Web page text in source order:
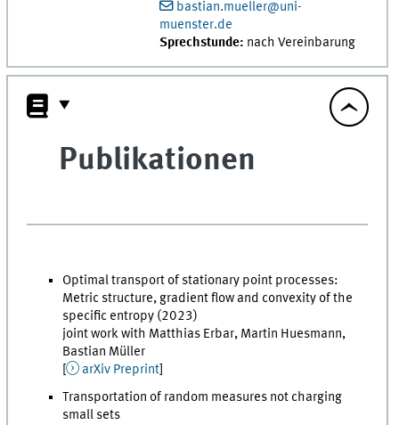
bastian.mueller@uni-
muenster.de
Sprechstunde: nach Vereinbarung
Publikationen
Optimal transport of stationary point processes:
Metric structure, gradient flow and convexity of the
specific entropy (2023)
joint work with Matthias Erbar, Martin Huesmann,
Bastian Müller
[
arXiv Preprint
Transportation of random measures not charging
small sets